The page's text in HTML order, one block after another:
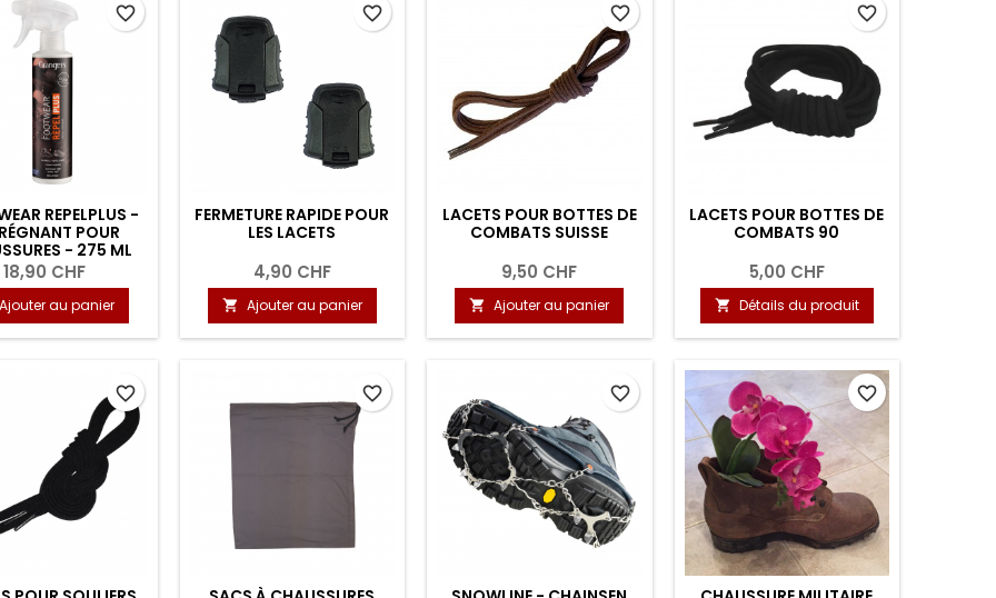
REPELPLUS -
POUR
- 275 ML
18,90 CHF
Ajouter au panier
favorite_border
FERMETURE RAPIDE POUR
LES LACETS
4,90 CHF
 Ajouter au panier
favorite_border
LACETS POUR BOTTES DE
COMBATS SUISSE
9,50 CHF
 Ajouter au panier
favorite_border
LACETS POUR BOTTES DE
COMBATS 90
5,00 CHF
 Détails du produit
favorite_border
favorite_border favorite_border favorite_border favorite_border